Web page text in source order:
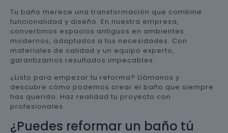
Tu baño merece una transformación que combine
funcionalidad y diseño. En nuestra empresa,
convertimos espacios antiguos en ambientes
modernos, adaptados a tus necesidades. Con
materiales de calidad y un equipo experto,
garantizamos resultados impecables.
¿Listo para empezar tu reforma? Llámanos y
descubre cómo podemos crear el baño que siempre
has querido. Haz realidad tu proyecto con
profesionales.
¿Puedes reformar un baño tú